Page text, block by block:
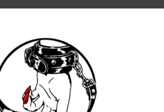
QUIENES SOMOS COLABORADORES
SERVICIOS